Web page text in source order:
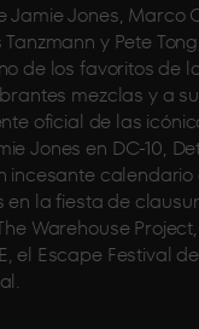
Jamie Jones, Marco
y Pete
de los favoritos de
mezclas y a
oficial de las
Jones en DC-10,
incesante calendario
en la fiesta de
Warehouse
el Escape Festival